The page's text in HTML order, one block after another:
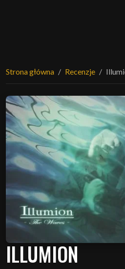
Strona główna Recenzje
ILLUMION